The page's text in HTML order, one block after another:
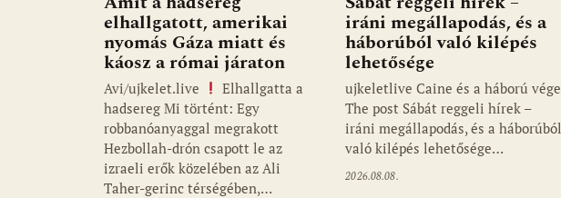
elhallgatott, amerikai
nyomás Gáza miatt és
káosz a római járaton
Avi/ujkelet.live
Elhallgatta a
hadsereg Mi történt: Egy
robbanóanyaggal megrakott
Hezbollah-drón csapott le az
izraeli erők közelében az Ali
Taher-gerinc térségében,…
iráni megállapodás, és a
háborúból való kilépés
lehetősége
ujkeletlive Caine és a háború vége
The post Sábát reggeli hírek –
iráni megállapodás, és a háborúból
való kilépés lehetősége…
2026.08.08.